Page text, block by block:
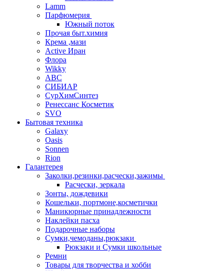
Lamm
Парфюмерия
Южный поток
Прочая быт.химия
Крема ,мази
Аctive Иран
Флора
Wikky
АВС
СИБИАР
СурХимСинтез
Ренессанс Косметик
SVO
Бытовая техника
Galaxy
Oasis
Sonnen
Rion
Галантерея
Заколки,резинки,расчески,зажимы
Расчески, зеркала
Зонты, дождевики
Кошельки, портмоне,косметички
Маникюрные принадлежности
Наклейки пасха
Подарочные наборы
Сумки,чемоданы,рюкзаки
Рюкзаки и Сумки школьные
Ремни
Товары для творчества и хобби